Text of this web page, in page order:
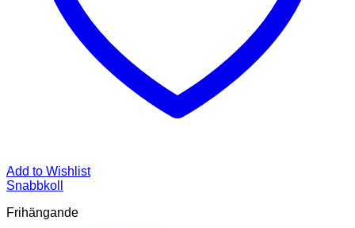
Add to Wishlist
Snabbkoll
Frihängande